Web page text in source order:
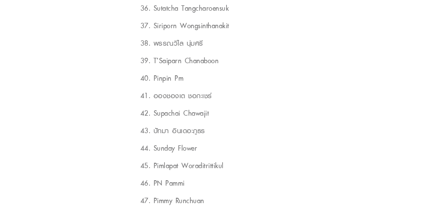
Sutatcha Tangcharoensuk
Siriporn Wongsinthanakit
พรรณวิไล นุ่มศรี
T’Saiparn Chanaboon
Pinpin Pm
อองชองเต ชอกะเชร์
Supachai Chawajit
ปัทมา อินเดอะภูธร
Sunday Flower
Pimlapat Woraditrittikul
PN Pammi
Pimmy Runchuan